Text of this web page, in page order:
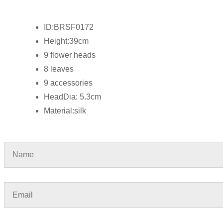
ID:BRSF0172
Height:39cm
9 flower heads
8 leaves
9 accessories
HeadDia: 5.3cm
Material:silk